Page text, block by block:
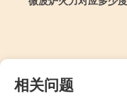
相关问题